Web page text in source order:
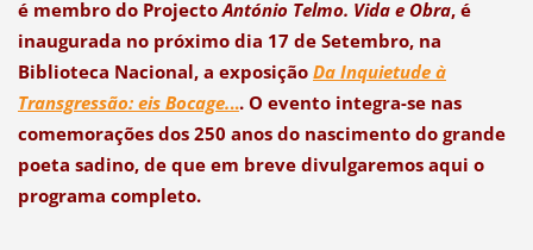
é membro do ProjectoAntónio Telmo. Vida e Obra, é
inaugurada no próximo dia 17 de Setembro, na
Biblioteca Nacional, a exposição Da Inquietude à
Transgressão: eis Bocage.... O evento integra-se nas
comemorações dos 250 anos do nascimento do grande
poeta sadino, de que em breve divulgaremos aqui o
programa completo.